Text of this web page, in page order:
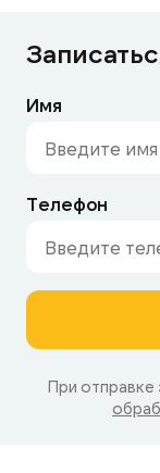
Имя
Телефон
При отправке